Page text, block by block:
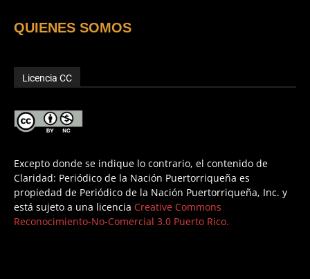
QUIENES SOMOS
Licencia CC
Excepto donde se indique lo contrario, el contenido de
Claridad: Periódico de la Nación Puertorriqueña es
propiedad de Periódico de la Nación Puertorriqueña, Inc. y
está sujeto a una licencia Creative Commons
Reconocimiento-No-Comercial 3.0 Puerto Rico.